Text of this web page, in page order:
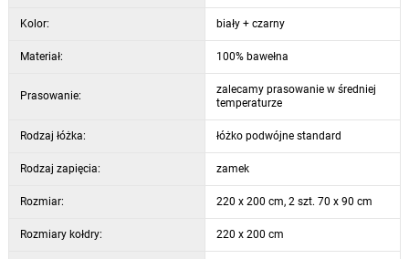
Kolor: biały + czarny
Materiał: 100% bawełna
Prasowanie:
zalecamy prasowanie w średniej
temperaturze
Rodzaj łóżka: łóżko podwójne standard
Rodzaj zapięcia: zamek
Rozmiar: 220 x 200 cm, 2 szt. 70 x 90 cm
Rozmiary kołdry: 220 x 200 cm